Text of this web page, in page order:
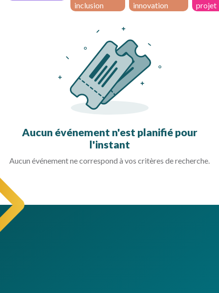
inclusion
innovation
projet
Aucun événement n'est planifié pour
l'instant
Aucun événement ne correspond à vos critères de recherche.